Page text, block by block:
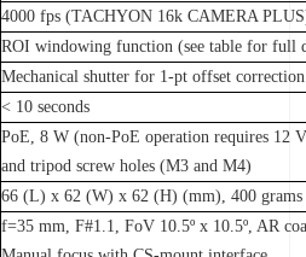
4000 fps (TACHYON 16k CAMERA
ROI windowing function (see table for full
Mechanical shutter for 1-pt offset correction
< 10 seconds
PoE, 8 W (non-PoE operation requires 12
and tripod screw holes (M3 and M4)
66 (L) x 62 (W) x 62 (H) (mm), 400 grams
f=35 mm, F#1.1, FoV 10.5º x 10.5º, AR